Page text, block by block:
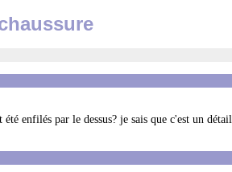
enfilés par le dessus? je sais que c'est un détail